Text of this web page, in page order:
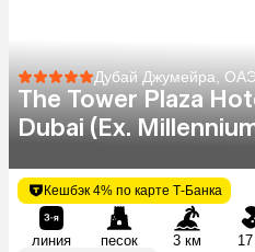
Дубай Джумейра,
The Tower Plaza
Dubai (Ex.
Кешбэк 4% по карте Т-Банка
линия песок 3 км